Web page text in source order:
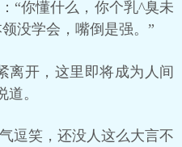
“你懂什么，你个乳^臭未
没学会，嘴倒是强。”
离开，这里即将成为人间
。
逗笑，还没人这么大言不